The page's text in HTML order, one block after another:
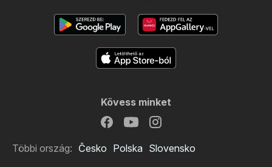
Kövess minket
Többi ország: Česko Polska Slovensko